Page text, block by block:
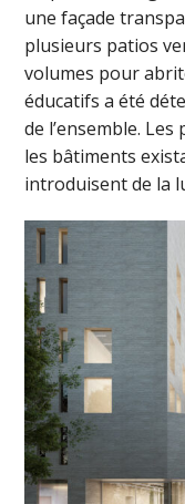
une façade
plusieurs patios
volumes pour
éducatifs a été
de l’ensemble.
les bâtiments
introduisent de la